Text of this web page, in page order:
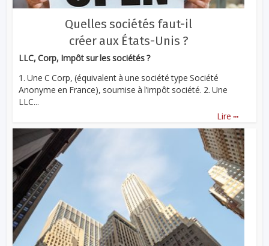
Quelles sociétés faut-il
créer aux États-Unis ?
LLC, Corp, Impôt sur les sociétés ?
1. Une C Corp, (équivalent à une société type Société
Anonyme en France), soumise à l’impôt société. 2. Une
LLC...
Lire ...